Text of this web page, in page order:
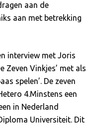
aan de
aan met betrekking
interview met Joris
Zeven Vinkjes’ met als
spelen’. De zeven
4.Minstens een
in Nederland
Universiteit. Dit